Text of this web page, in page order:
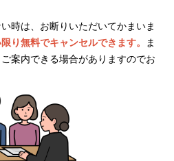
時は、お断りいただいてかまいま
り無料でキャンセルできます。
ま
案内できる場合がありますのでお